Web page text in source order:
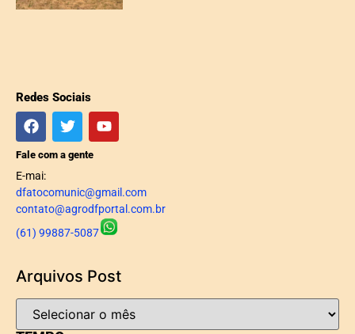
Redes Sociais
Fale com a gente
E-mai:
dfatocomunic@gmail.com
contato@agrodfportal.com.br
(61) 99887-5087
Arquivos Post